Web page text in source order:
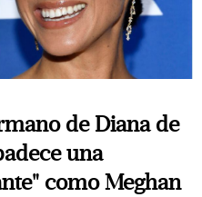
de Diana de
una
como Meghan